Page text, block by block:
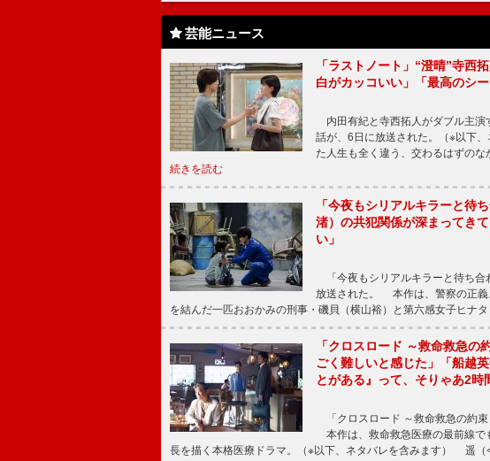
芸能ニュース
「ラストノート」“澄晴”寺西
白がカッコいい」「最高のシー
内田有紀と寺西拓人がダブル主演
話が、6日に放送された。（※以下
た人生も全く違う、交わるはずの
続きを読む
「今夜もシリアルキラーと待
渚）の共犯関係が深まってき
い」
「今夜もシリアルキラーと待ち合
放送された。 本作は、警察の正義
を結んだ一匹おおかみの刑事・磯貝（横山裕）と第六感女子ヒナ
「クロスロード ～救命救急
ごく難しいと感じた」「船越
とがある』って、そりゃあ2時
「クロスロード ～救命救急の約束
本作は、救命救急医療の最前線で
長を描く本格医療ドラマ。（※以下、ネタバレを含みます） 遥（